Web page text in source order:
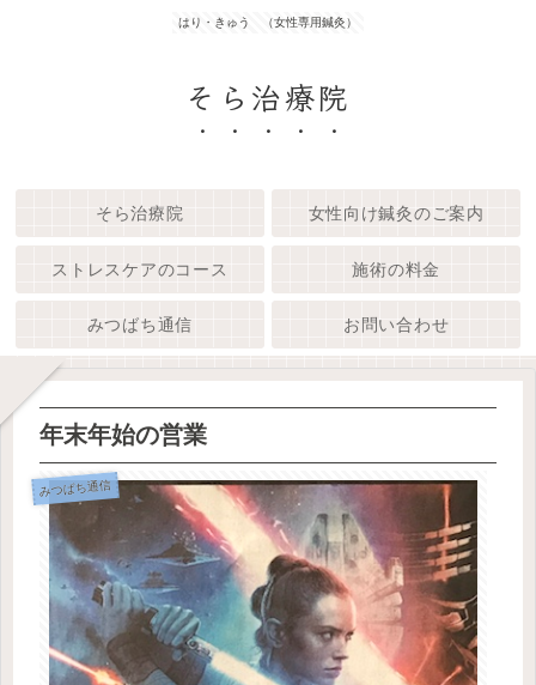
はり・きゅう （女性専用鍼灸）
そら治療院
そら治療院 女性向け鍼灸のご案内
ストレスケアのコース 施術の料金
みつばち通信 お問い合わせ
年末年始の営業
みつばち通信